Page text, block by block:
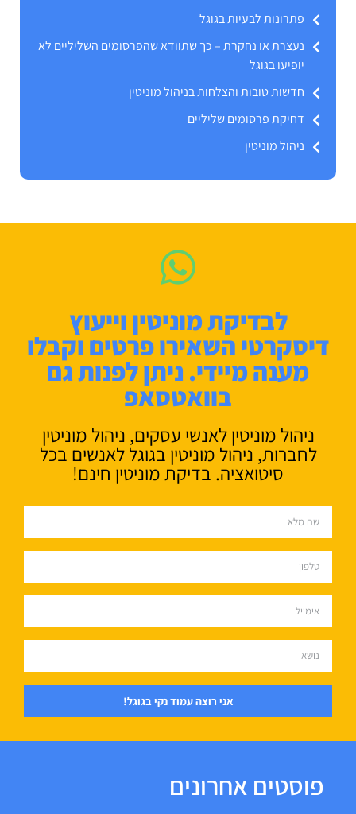
פתרונות לבעיות בגוגל
נעצרת או נחקרת – כך שתוודא שהפרסומים השליליים לא
יופיעו בגוגל
חדשות טובות והצלחות בניהול מוניטין
דחיקת פרסומים שליליים
ניהול מוניטין
לבדיקת מוניטין וייעוץ
דיסקרטי השאירו פרטים וקבלו
מענה מיידי. ניתן לפנות גם
בוואטסאפ
ניהול מוניטין לאנשי עסקים, ניהול מוניטין
לחברות, ניהול מוניטין בגוגל לאנשים בכל
סיטואציה. בדיקת מוניטין חינם!
אני רוצה עמוד נקי בגוגל!
פוסטים אחרונים